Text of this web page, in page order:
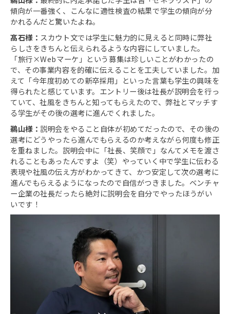
傾向が一番強く、こんなに適性検査の結果で学生の傾向が分
かれるんだと驚いたよね。
髙石様： スカウト文では学生に魅力的に見えると同時に弊社
らしさをきちんと伝えられるような内容にしていました。
「旅行×Webマーケ」という募集は珍しいことがわかったの
で、その事業内容を的確に伝えることを工夫していました。加
えて「今年度初めての新卒採用」といった言葉も学生の興味を
得られたと感じています。エントリー後は社長が説明会を行っ
ていて、社風をきちんと知ってもらえたので、弊社とマッチす
る学生がその後の選考に進んでくれました。
鵜山様：説明会をやること自体が初めてだったので、その後の
選考にどうやったら進んでもらえるのか考えながら何度も修正
を重ねました。説明会中に「社長、笑顔で」なんてメモを渡さ
れることもあったんですよ（笑）やっていく中で学生に伝わる
表現や社風の伝え方がわかってきて、かつ安定して次の選考に
進んでもらえるようになったので自信がつきました。ベンチャ
ー企業の社長だったら絶対に説明会を自分でやったほうがい
いです！